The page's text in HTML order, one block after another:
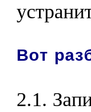
Вот
2.1.